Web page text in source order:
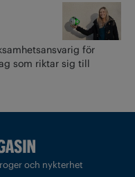
för
som riktar sig till
och nykterhet